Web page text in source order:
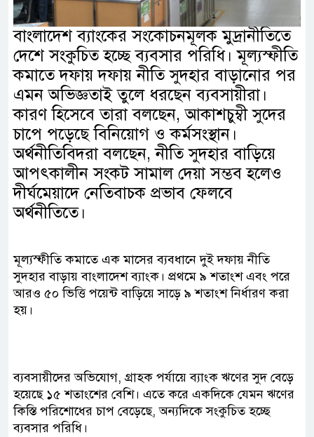
বাংলাদেশ ব্যাংকের সংকোচনমূলক মুদ্রানীতিতে
দেশে সংকুচিত হচ্ছে ব্যবসার পরিধি। মূল্যস্ফীতি
কমাতে দফায় দফায় নীতি সুদহার বাড়ানোর পর
এমন অভিজ্ঞতাই তুলে ধরছেন ব্যবসায়ীরা।
কারণ হিসেবে তারা বলছেন, আকাশচুম্বী সুদের
চাপে পড়েছে বিনিয়োগ ও কর্মসংস্থান।
অর্থনীতিবিদরা বলছেন, নীতি সুদহার বাড়িয়ে
আপৎকালীন সংকট সামাল দেয়া সম্ভব হলেও
দীর্ঘমেয়াদে নেতিবাচক প্রভাব ফেলবে
অর্থনীতিতে।
মূল্যস্ফীতি কমাতে এক মাসের ব্যবধানে দুই দফায় নীতি
সুদহার বাড়ায় বাংলাদেশ ব্যাংক। প্রথমে ৯ শতাংশ এবং পরে
আরও ৫০ ভিত্তি পয়েন্ট বাড়িয়ে সাড়ে ৯ শতাংশ নির্ধারণ করা
হয়।
ব্যবসায়ীদের অভিযোগ, গ্রাহক পর্যায়ে ব্যাংক ঋণের সুদ বেড়ে
হয়েছে ১৫ শতাংশের বেশি। এতে করে একদিকে যেমন ঋণের
কিস্তি পরিশোধের চাপ বেড়েছে, অন্যদিকে সংকুচিত হচ্ছে
ব্যবসার পরিধি।